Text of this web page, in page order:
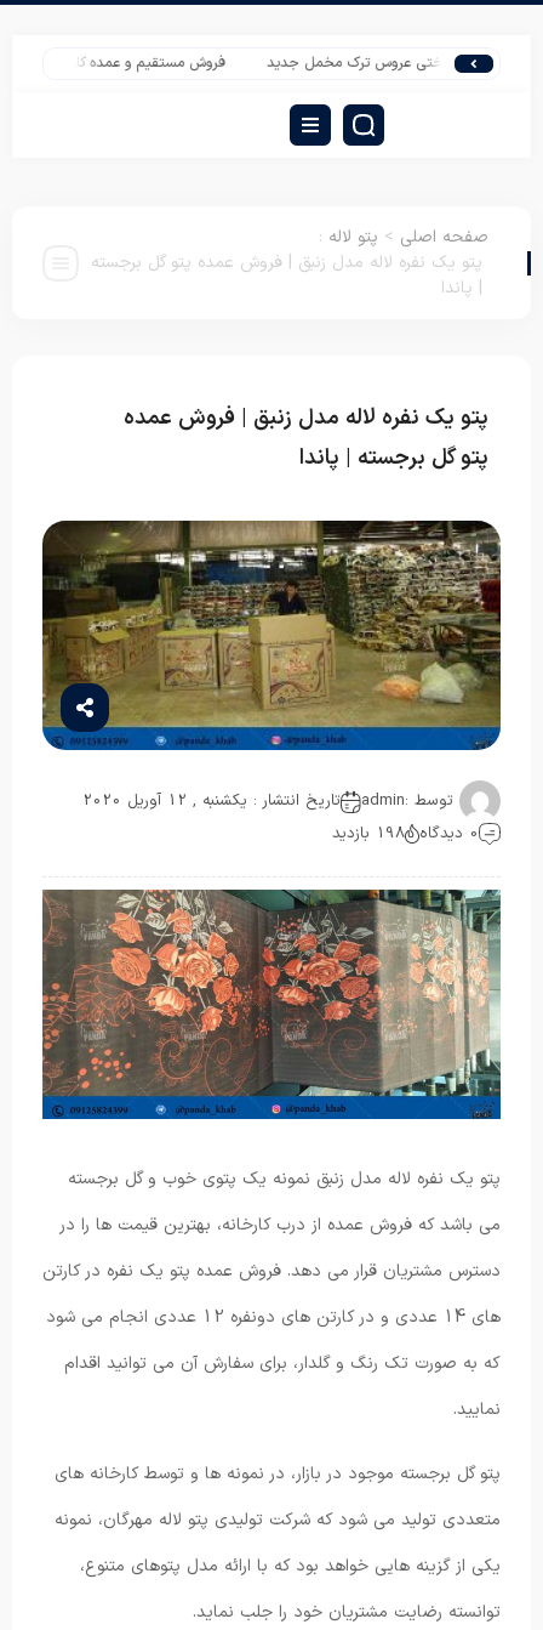
روتختی عروس ترک مخمل جدید فروش مستقیم و عمده کارخانه پتو شادیلون
صفحه اصلی > پتو لاله :
پتو یک نفره لاله مدل زنبق | فروش عمده پتو گل برجسته
| پاندا
پتو یک نفره لاله مدل زنبق | فروش عمده
پتو گل برجسته | پاندا
توسط :admin
تاریخ انتشار : یکشنبه , 12 آوریل 2020
0 دیدگاه
198 بازدید
پتو یک نفره لاله مدل زنبق نمونه یک پتوی خوب و گل برجسته
می باشد که فروش عمده از درب کارخانه، بهترین قیمت ها را در
دسترس مشتریان قرار می دهد. فروش عمده پتو یک نفره در کارتن
های 14 عددی و در کارتن های دونفره 12 عددی انجام می شود
که به صورت تک رنگ و گلدار، برای سفارش آن می توانید اقدام
نمایید.
پتو گل برجسته موجود در بازار، در نمونه ها و توسط کارخانه های
متعددی تولید می شود که شرکت تولیدی پتو لاله مهرگان، نمونه
یکی از گزینه هایی خواهد بود که با ارائه مدل پتوهای متنوع،
توانسته رضایت مشتریان خود را جلب نماید.